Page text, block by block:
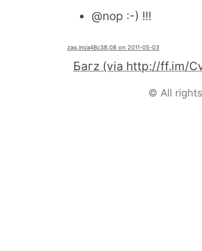
@nop :-) !!!
zag.im/a4Bc38:08 on 2011-05-03
© All